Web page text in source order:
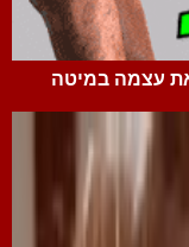
עצמה במיטה